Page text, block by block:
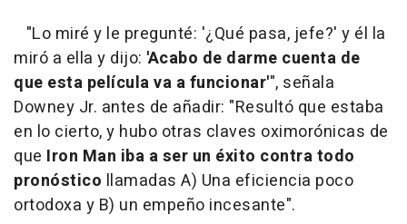
"Lo miré y le pregunté: '¿Qué pasa, jefe?' y él la
miró a ella y dijo: 'Acabo de darme cuenta de
que esta película va a funcionar'", señala
Downey Jr. antes de añadir: "Resultó que estaba
en lo cierto, y hubo otras claves oximorónicas de
que Iron Man iba a ser un éxito contra todo
pronóstico llamadas A) Una eficiencia poco
ortodoxa y B) un empeño incesante".